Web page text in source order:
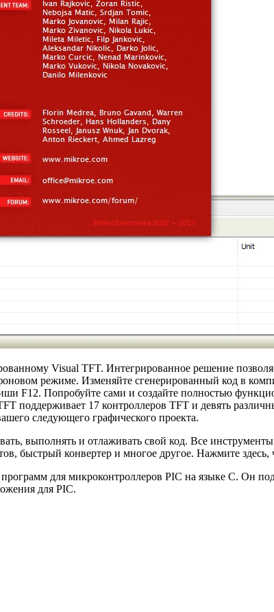
Visual TFT. Интегрированное решение
режиме. Изменяйте сгенерированный код в
F12. Попробуйте сами и создайте полностью
поддерживает 17 контроллеров TFT и девять
следующего графического проекта.
выполнять и отлаживать свой код. Все
быстрый конвертер и многое другое. Нажмите
для микроконтроллеров PIC на языке C. Он
для PIC.